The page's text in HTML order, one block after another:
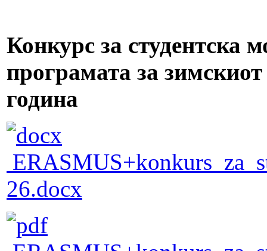
Конкурс за студентска
програмата за
година
26.docx